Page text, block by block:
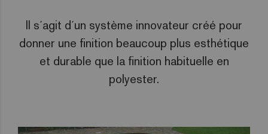
Il s´agit d´un système innovateur créé pour
donner une finition beaucoup plus esthétique
et durable que la finition habituelle en
polyester.